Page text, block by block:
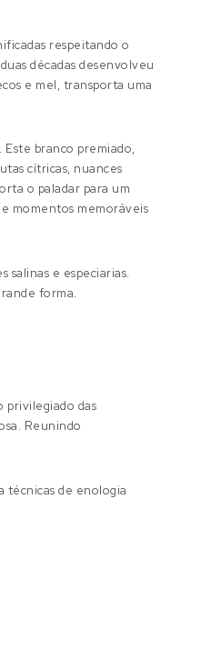
respeitando o
décadas desenvolveu
e mel, transporta uma
branco premiado,
cítricas, nuances
o paladar para um
momentos memoráveis
salinas e especiarias.
forma.
privilegiado das
Reunindo
técnicas de enologia